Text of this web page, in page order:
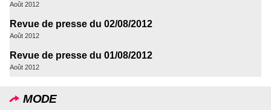
Août 2012
Revue de presse du 02/08/2012
Août 2012
Revue de presse du 01/08/2012
Août 2012
MODE